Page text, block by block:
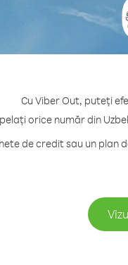
Cu Viber Out, puteți
orice număr din
de credit sau un plan